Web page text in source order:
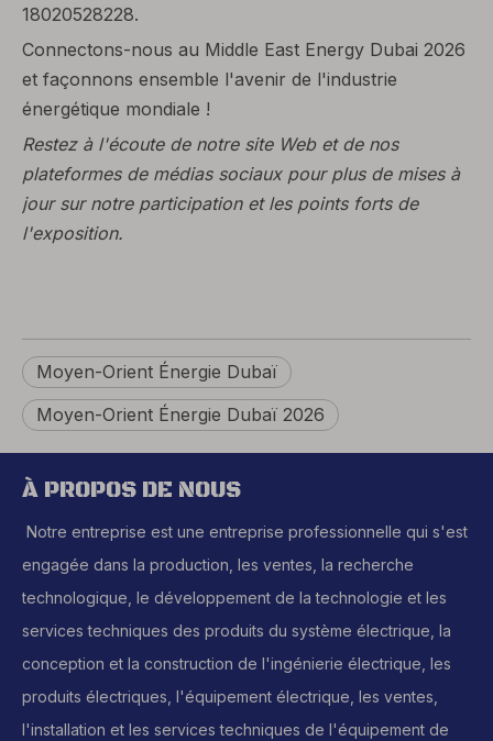
18020528228.
Connectons-nous au Middle East Energy Dubai 2026
et façonnons ensemble l'avenir de l'industrie
énergétique mondiale !
Restez à l'écoute de notre site Web et de nos
plateformes de médias sociaux pour plus de mises à
jour sur notre participation et les points forts de
l'exposition.
Moyen-Orient Énergie Dubaï
Moyen-Orient Énergie Dubaï 2026
À PROPOS DE NOUS
Notre entreprise est une entreprise professionnelle qui s'est
engagée dans la production, les ventes, la recherche
technologique, le développement de la technologie et les
services techniques des produits du système électrique, la
conception et la construction de l'ingénierie électrique, les
produits électriques, l'équipement électrique, les ventes,
l'installation et les services techniques de l'équipement de